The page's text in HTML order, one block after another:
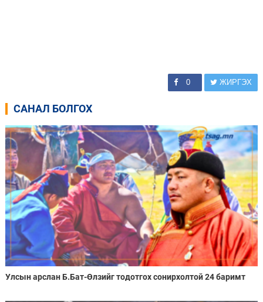
0 ЖИРГЭХ
САНАЛ БОЛГОХ
Улсын арслан Б.Бат-Өлзийг тодотгох сонирхолтой 24 баримт